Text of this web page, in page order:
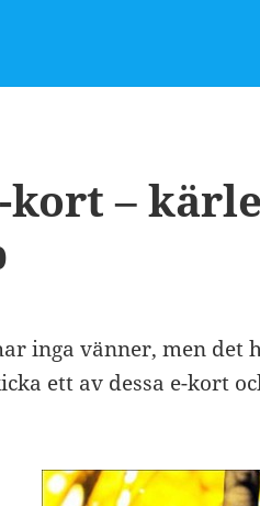
kort –
inga vänner, men det
ett av dessa e-kort